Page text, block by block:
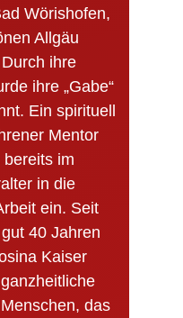
Wörishofen,
Allgäu
ihre
ihre „Gabe“
Ein spirituell
Mentor
im
in die
ein. Seit
40 Jahren
Kaiser
das